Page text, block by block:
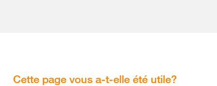
Cette page vous a-t-elle été utile?